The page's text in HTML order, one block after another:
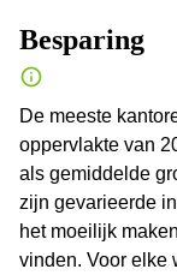
Besparing
De meeste
oppervlakte van
als gemiddelde
zijn gevarieerde
het moeilijk
vinden. Voor elke